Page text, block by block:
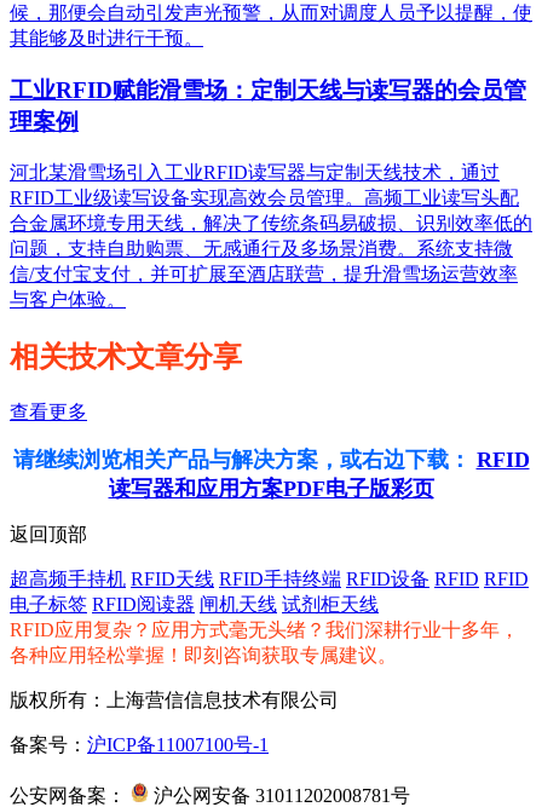
候，那便会自动引发声光预警，从而对调度人员予以提醒，使
其能够及时进行干预。
工业RFID赋能滑雪场：定制天线与读写器的会员管
理案例
河北某滑雪场引入工业RFID读写器与定制天线技术，通过
RFID工业级读写设备实现高效会员管理。高频工业读写头配
合金属环境专用天线，解决了传统条码易破损、识别效率低的
问题，支持自助购票、无感通行及多场景消费。系统支持微
信/支付宝支付，并可扩展至酒店联营，提升滑雪场运营效率
与客户体验。
相关技术文章分享
查看更多
请继续浏览相关产品与解决方案，或右边下载： RFID
读写器和应用方案PDF电子版彩页
返回顶部
超高频手持机 RFID天线 RFID手持终端 RFID设备 RFID RFID
电子标签 RFID阅读器 闸机天线 试剂柜天线
RFID应用复杂？应用方式毫无头绪？我们深耕行业十多年，
各种应用轻松掌握！即刻咨询获取专属建议。
版权所有：上海营信信息技术有限公司
备案号： 沪ICP备11007100号-1
公安网备案： 沪公网安备 31011202008781号